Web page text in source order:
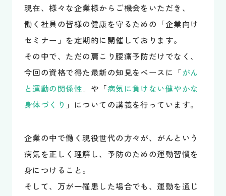
現在、様々な企業様からご機会をいただき、
働く社員の皆様の健康を守るための「企業向け
セミナー」を定期的に開催しております。
その中で、ただの肩こり腰痛予防だけでなく、
今回の資格で得た最新の知見をベースに「がん
と運動の関係性 」や「病気に負けない健やかな
身体づくり 」についての講義を行っています。
企業の中で働く現役世代の方々が、がんという
病気を正しく理解し、予防のための運動習慣を
身につけること。
そして、万が一罹患した場合でも、運動を通じ